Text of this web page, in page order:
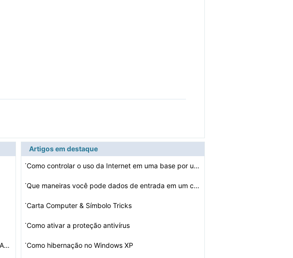
Como copiar procedimentos armazenados do DB2 AS400 para…
Artigos em destaque
·
Como controlar o uso da Internet em uma base por usuár…
· Que maneiras você pode dados de entrada em um computad…
·Carta Computer & Símbolo Tricks
·Como ativar a proteção antivírus
·Como hibernação no Windows XP